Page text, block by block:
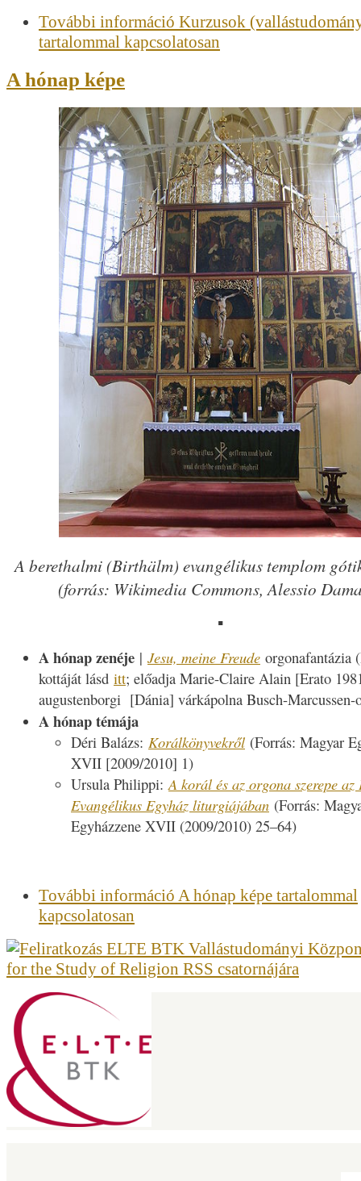
További információ Kurzusok
tartalommal kapcsolatosan
A hónap képe
A berethalmi (Birthälm) evangélikus templom
(forrás: Wikimedia Commons, Alessio
▪
A hónap zenéje | Jesu, meine Freude orgonafantázia
kottáját lásd itt; előadja Marie-Claire Alain [Erato
augustenborgi [Dánia] várkápolna Busch-Marcussen-
A hónap témája
Déri Balázs: Korálkönyvekről (Forrás: Magyar
XVII [2009/2010] 1)
Ursula Philippi:A korál és az orgona szerepe
Evangélikus Egyház liturgiájában (Forrás:
Egyházzene XVII (2009/2010) 25–64)
További információ A hónap képe tartalommal
kapcsolatosan